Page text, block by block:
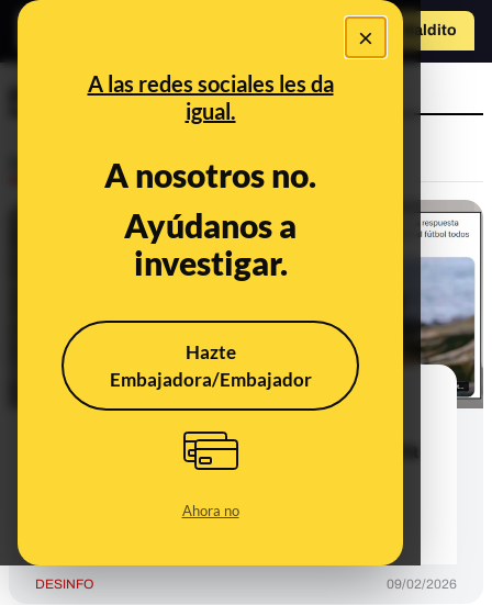
×
A las redes sociales les da
igual.
A nosotros no.
Ayúdanos a
investigar.
Hazte
Embajadora/Embajador
Ahora no
Hazte Maldito
premio
Cuidado con las palabras de Rosa
Pasapalabra, sobre que la respuesta
que le dio el bote estuviera “en un
parque en el que jugaba” en su
DESINFO 09/02/2026